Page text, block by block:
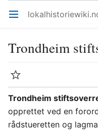
Åpne hovedmenyen
Trondheim
Overvåk
Trondheim
opprettet ved en
rådstueretten og